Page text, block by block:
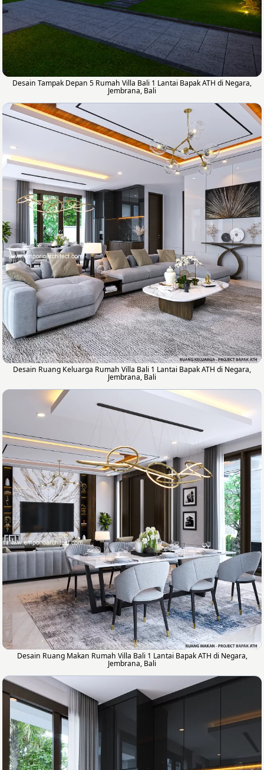
Desain Tampak Depan 5 Rumah Villa Bali 1 Lantai Bapak ATH di Negara,
Jembrana, Bali
Desain Ruang Keluarga Rumah Villa Bali 1 Lantai Bapak ATH di Negara,
Jembrana, Bali
Desain Ruang Makan Rumah Villa Bali 1 Lantai Bapak ATH di Negara,
Jembrana, Bali